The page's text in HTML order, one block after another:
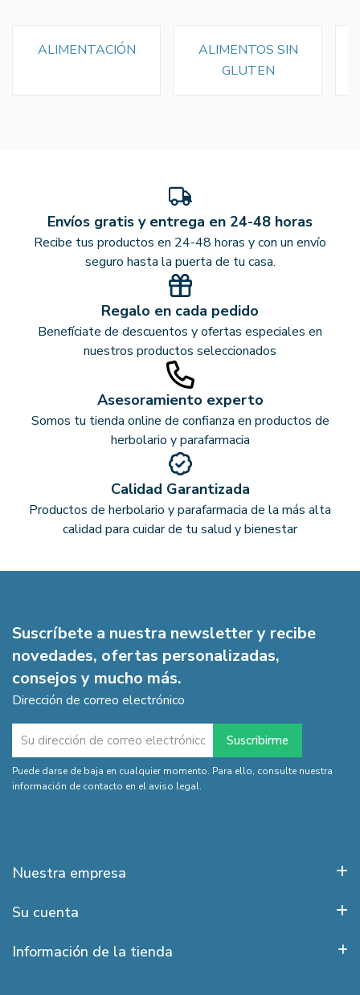
ALIMENTACIÓN
ALIMENTOS SIN
GLUTEN
Envíos gratis y entrega en 24-48 horas
Recibe tus productos en 24-48 horas y con un envío
seguro hasta la puerta de tu casa.
Regalo en cada pedido
Benefíciate de descuentos y ofertas especiales en
nuestros productos seleccionados
Asesoramiento experto
Somos tu tienda online de confianza en productos de
herbolario y parafarmacia
Calidad Garantizada
Productos de herbolario y parafarmacia de la más alta
calidad para cuidar de tu salud y bienestar
Suscríbete a nuestra newsletter y recibe
novedades, ofertas personalizadas,
consejos y mucho más.
Dirección de correo electrónico
Puede darse de baja en cualquier momento. Para ello, consulte nuestra
información de contacto en el aviso legal.
Nuestra empresa
Su cuenta
Información de la tienda